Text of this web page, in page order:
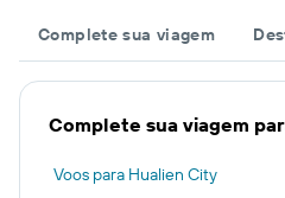
Complete sua viagem
Complete sua viagem
Voos para Hualien City